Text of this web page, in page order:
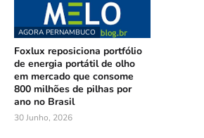
AGORA PERNAMBUCO
Foxlux reposiciona portfólio
de energia portátil de olho
em mercado que consome
800 milhões de pilhas por
ano no Brasil
30 Junho, 2026